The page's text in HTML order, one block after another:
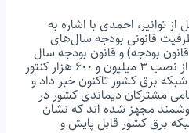
از توانیر، احمدی با اشاره به
قانونی بودجه سال‌های
١٤٠٠ و ١٤٠١ (بند د تبصره ١٥ قانون بودجه) و قانون بودجه سال
١٤٠٢ (جز ٢ بند ز تبصره ١٥)، از نصب ٣ میلیون و ٦٠٠ هزار کنتور
برق کشور تاکنون خبر داد و
مشترکان دیماندی کشور در
مجهز شده اند که نشان
بار شبکه برق کشور قابل پایش و